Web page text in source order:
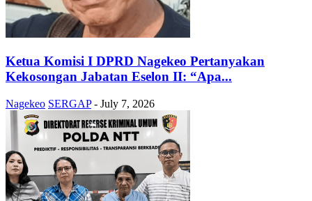
Ketua Komisi I DPRD Nagekeo Pertanyakan
Kekosongan Jabatan Eselon II: “Apa...
Nagekeo SERGAP - July 7, 2026